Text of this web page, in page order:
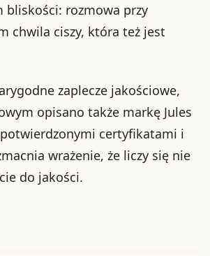
bliskości: rozmowa przy
chwila ciszy, która też jest
zaplecze jakościowe,
opisano także markę Jules
certyfikatami i
wrażenie, że liczy się nie
do jakości.